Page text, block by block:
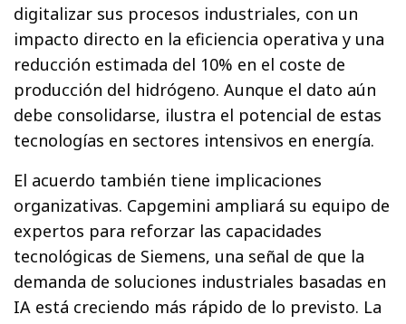
digitalizar sus procesos industriales, con un
impacto directo en la eficiencia operativa y una
reducción estimada del 10% en el coste de
producción del hidrógeno. Aunque el dato aún
debe consolidarse, ilustra el potencial de estas
tecnologías en sectores intensivos en energía.
El acuerdo también tiene implicaciones
organizativas. Capgemini ampliará su equipo de
expertos para reforzar las capacidades
tecnológicas de Siemens, una señal de que la
demanda de soluciones industriales basadas en
IA está creciendo más rápido de lo previsto. La